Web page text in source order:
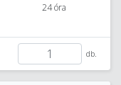
24 óra
db.